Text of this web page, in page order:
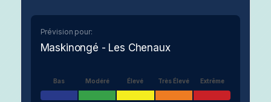
Prévision pour:
Maskinongé - Les Chenaux
Bas Modéré Élevé Très Élevé Extrême